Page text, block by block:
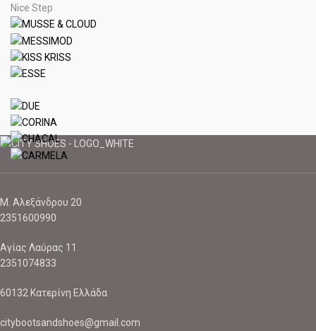
Nice Step
Μ. Αλεξάνδρου 20
2351600990
Αγίας Λαύρας 11
2351074833
60132 Κατερίνη Ελλάδα
citybootsandshoes@gmail.com